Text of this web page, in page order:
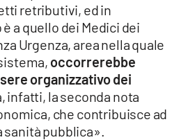
retributivi, ed in
a quello dei Medici dei
Urgenza, area nella quale
occorrerebbe
organizzativo dei
infatti, la seconda nota
che contribuisce ad
pubblica».